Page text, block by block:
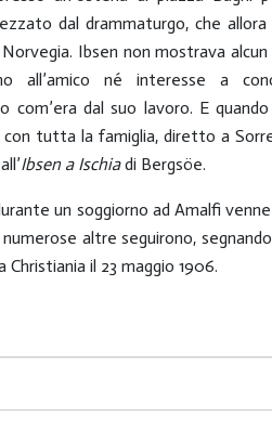
dal drammaturgo, che
Ibsen non mostrava
all’amico né interesse a
com’era dal suo lavoro. E
tutta la famiglia, diretto a
Ibsen a Ischiadi Bergsöe.
un soggiorno ad Amalfi
altre seguirono,
il 23 maggio 1906.